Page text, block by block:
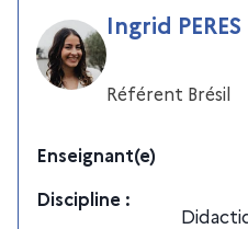
Ingrid PERES
Référent Brésil
Enseignant(e)
Discipline :